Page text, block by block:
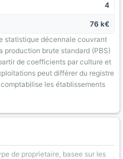
4
76 k€
statistique décennale couvrant
production brute standard (PBS)
de coefficients par culture et
peut différer du registre
les établissements
de proprietaire, basee sur les